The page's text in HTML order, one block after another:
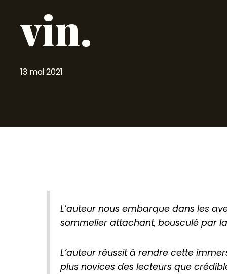
vin.
13 mai 2021
L’auteur nous embarque dans les
sommelier attachant, bousculé par
L’auteur réussit à rendre cette
plus novices des lecteurs que